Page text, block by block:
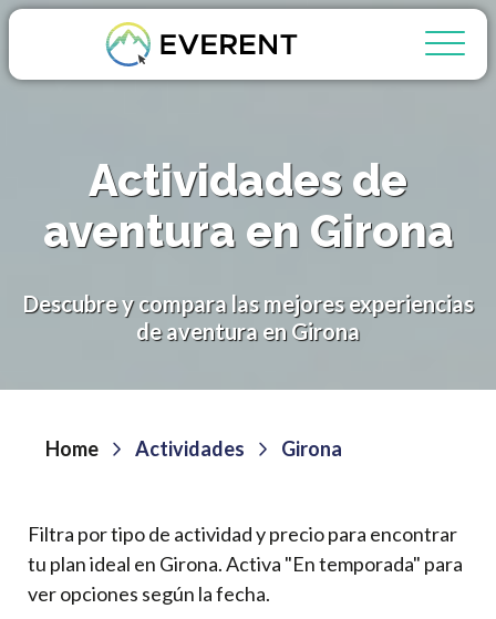
Actividades de
aventura en Girona
Descubre y compara las mejores experiencias
de aventura en Girona
Home Actividades Girona
Filtra por tipo de actividad y precio para encontrar
tu plan ideal en Girona. Activa "En temporada" para
ver opciones según la fecha.